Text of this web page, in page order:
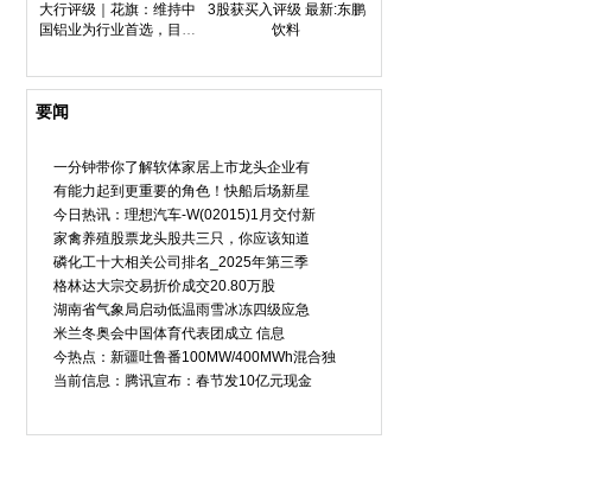
当前信息：腾讯宣布：春节发
银行理财收益已不足3%？多家 2025年我国服务业转型升级步
大行评级｜花旗：维持中
国铝业为行业首选，目标
3股获买入评级 最新:东鹏
饮料
要闻
一分钟带你了解软体家居上市龙头企业有
有能力起到更重要的角色！快船后场新星
今日热讯：理想汽车-W(02015)1月交付新
家禽养殖股票龙头股共三只，你应该知道
磷化工十大相关公司排名_2025年第三季
格林达大宗交易折价成交20.80万股
湖南省气象局启动低温雨雪冰冻四级应急
米兰冬奥会中国体育代表团成立 信息
今热点：新疆吐鲁番100MW/400MWh混合独
当前信息：腾讯宣布：春节发10亿元现金